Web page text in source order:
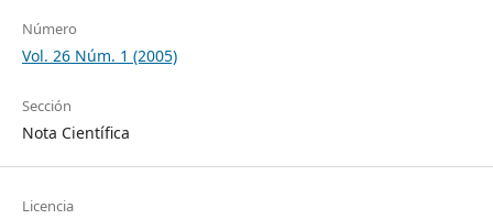
Número
Vol. 26 Núm. 1 (2005)
Sección
Nota Científica
Licencia